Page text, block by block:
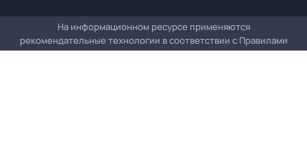
На информационном ресурсе применяются
рекомендательные технологии в соответствии с Правилами